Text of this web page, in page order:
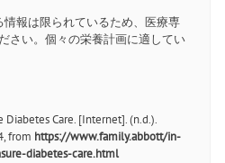
報は限られているため、医療専
さい。個々の栄養計画に適してい
Care. [Internet]. (n.d.).
from https://www.family.abbott/in-
diabetes-care.html